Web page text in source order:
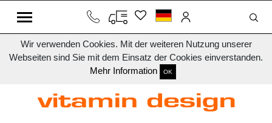
Wir verwenden Cookies. Mit der weiteren Nutzung unserer
Webseiten sind Sie mit dem Einsatz der Cookies einverstanden.
Mehr Information
OK